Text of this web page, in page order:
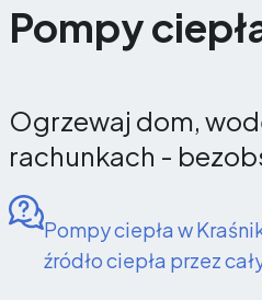
Pompy
Ogrzewaj dom,
rachunkach -
Pompy ciepła w
źródło ciepła przez